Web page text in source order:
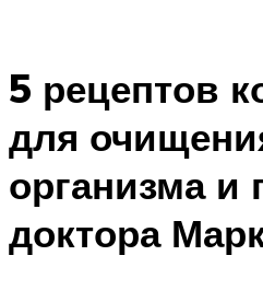
5 рецептов
для
организма и
доктора